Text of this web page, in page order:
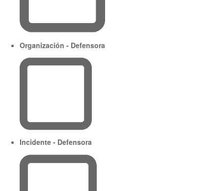
Organización - Defensora
Incidente - Defensora